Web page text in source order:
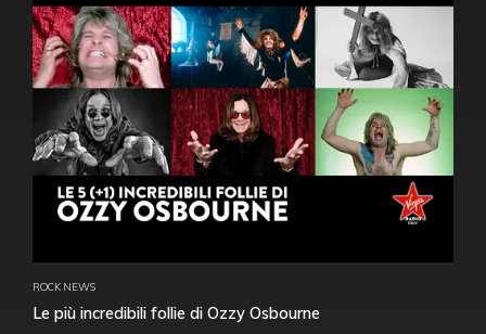
ROCK NEWS
Le più incredibili follie di Ozzy Osbourne